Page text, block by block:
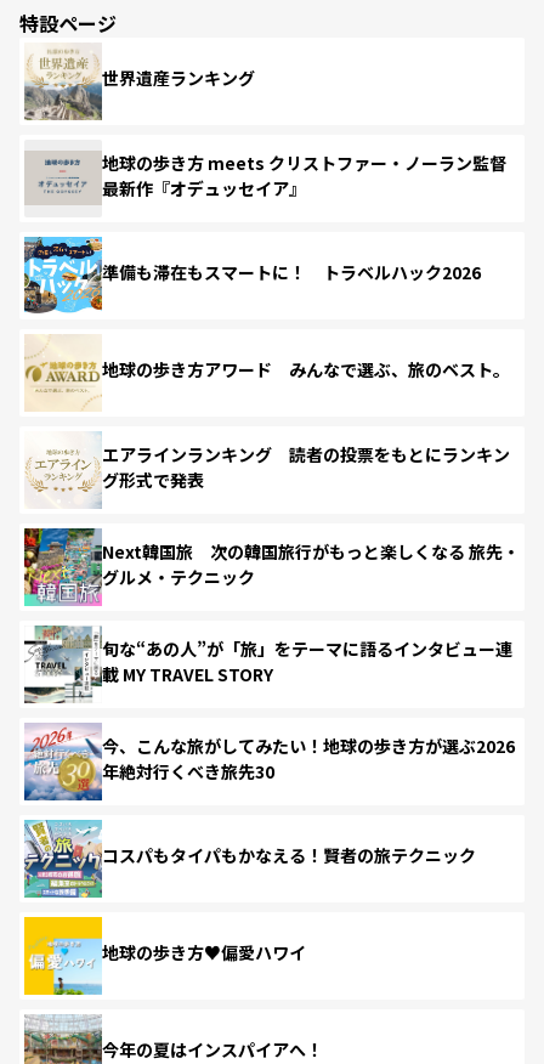
特設ページ
世界遺産ランキング
地球の歩き方 meets クリストファー・ノーラン監督
最新作『オデュッセイア』
準備も滞在もスマートに！ トラベルハック2026
地球の歩き方アワード みんなで選ぶ、旅のベスト。
エアラインランキング 読者の投票をもとにランキン
グ形式で発表
Next韓国旅 次の韓国旅行がもっと楽しくなる 旅先・
グルメ・テクニック
旬な“あの人”が「旅」をテーマに語るインタビュー連
載 MY TRAVEL STORY
今、こんな旅がしてみたい！地球の歩き方が選ぶ2026
年絶対行くべき旅先30
コスパもタイパもかなえる！賢者の旅テクニック
地球の歩き方♥偏愛ハワイ
今年の夏はインスパイアへ！